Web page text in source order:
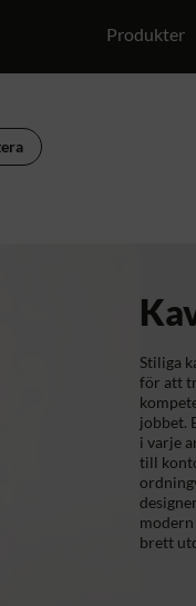
Produkter
Stiliga
för att
jobbet.
i varje
till
brett